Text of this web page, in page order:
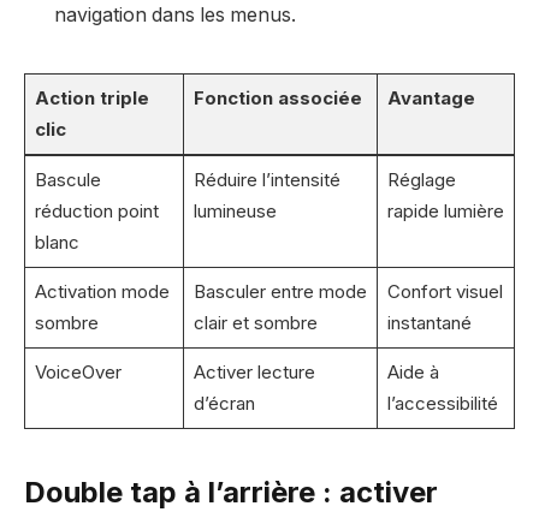
navigation dans les menus.
Action triple
clic
Fonction associée Avantage
Bascule
réduction point
blanc
Réduire l’intensité
lumineuse
Réglage
rapide lumière
Activation mode
sombre
Basculer entre mode
clair et sombre
Confort visuel
instantané
VoiceOver
Activer lecture
d’écran
Aide à
l’accessibilité
Double tap à l’arrière : activer